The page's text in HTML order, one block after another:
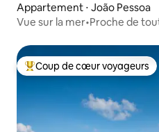
Appartement ⋅ João Pessoa
Vue sur la mer•Proche de
Coups de cœur voyageurs les
Coup de cœur voyageurs